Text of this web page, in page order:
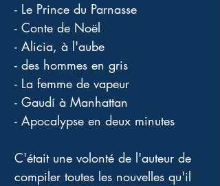
- Le Prince du Parnasse
- Conte de Noël
- Alicia, à l'aube
- des hommes en gris
- La femme de vapeur
- Gaudí à Manhattan
- Apocalypse en deux minutes
C'était une volonté de l'auteur de
compiler toutes les nouvelles qu'il